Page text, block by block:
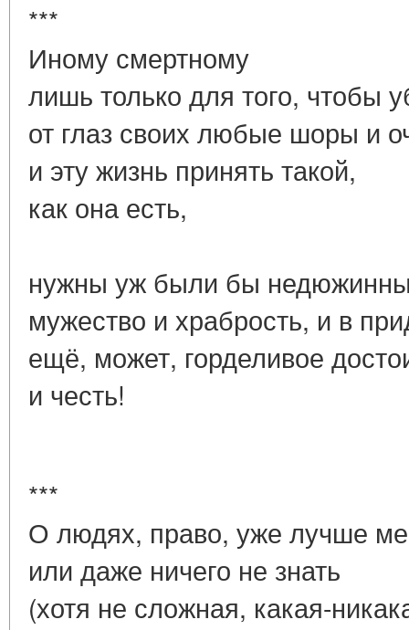
***
Иному смертному
лишь только для того, чтобы
от глаз своих любые шоры и
и эту жизнь принять такой,
как она есть,
нужны уж были бы
мужество и храбрость, и в
ещё, может, горделивое
и честь!
***
О людях, право, уже лучше
или даже ничего не знать
(хотя не сложная, какая-